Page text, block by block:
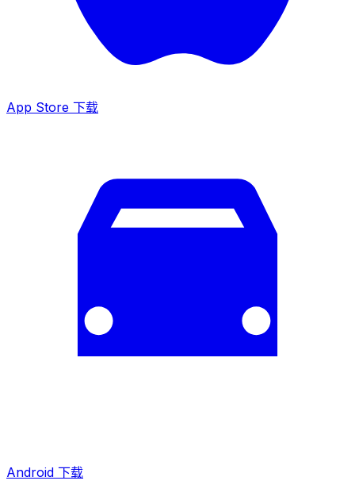
App Store 下载
Android 下载